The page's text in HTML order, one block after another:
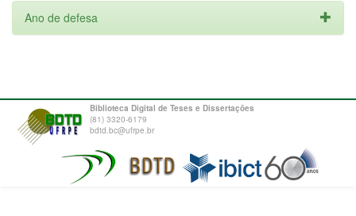
Ano de defesa
Biblioteca Digital de Teses e Dissertações
(81) 3320-6179
bdtd.bc@ufrpe.br